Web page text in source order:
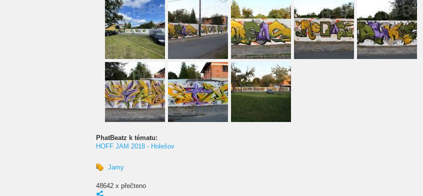
PhatBeatz k tématu:
HOFF JAM 2018 - Holešov
Jamy
48642 x přečteno